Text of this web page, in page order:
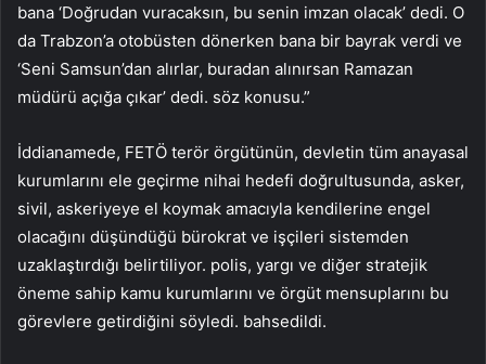
bana ‘Doğrudan vuracaksın, bu senin imzan olacak’ dedi. O
da Trabzon’a otobüsten dönerken bana bir bayrak verdi ve
‘Seni Samsun’dan alırlar, buradan alınırsan Ramazan
müdürü açığa çıkar’ dedi. söz konusu.”
İddianamede, FETÖ terör örgütünün, devletin tüm anayasal
kurumlarını ele geçirme nihai hedefi doğrultusunda, asker,
sivil, askeriyeye el koymak amacıyla kendilerine engel
olacağını düşündüğü bürokrat ve işçileri sistemden
uzaklaştırdığı belirtiliyor. polis, yargı ve diğer stratejik
öneme sahip kamu kurumlarını ve örgüt mensuplarını bu
görevlere getirdiğini söyledi. bahsedildi.